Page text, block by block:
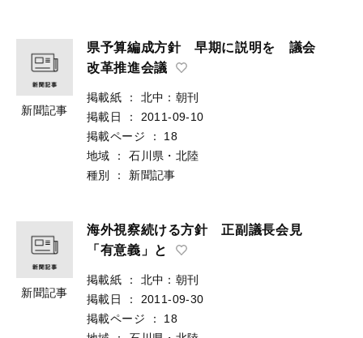
新聞記事
県予算編成方針 早期に説明を 議会
改革推進会議
掲載紙 ：
北中：朝刊
掲載日
：
2011-09-10
掲載ページ
：
18
地域
：
石川県・北陸
種別
： 新聞記事
新聞記事
海外視察続ける方針 正副議長会見
「有意義」と
掲載紙 ：
北中：朝刊
掲載日
：
2011-09-30
掲載ページ
：
18